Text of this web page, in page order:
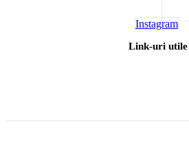
Instagram
Link-uri utile